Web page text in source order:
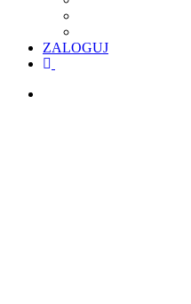
ZALOGUJ
facebook